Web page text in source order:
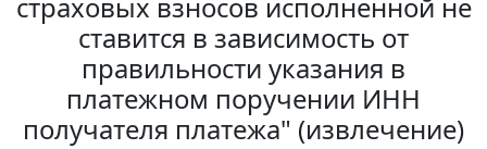
страховых взносов исполненной не
ставится в зависимость от
правильности указания в
платежном поручении ИНН
получателя платежа" (извлечение)